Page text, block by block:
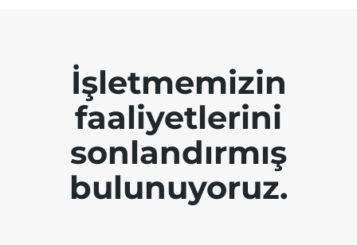
İşletmemizin
faaliyetlerini
sonlandırmış
bulunuyoruz.